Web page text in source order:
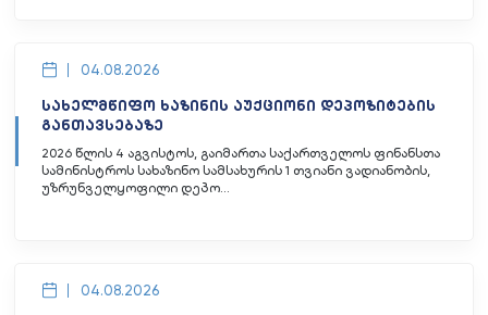
04.08.2026
სახელმწიფო ხაზინის აუქციონი დეპოზიტების
განთავსებაზე
2026 წლის 4 აგვისტოს, გაიმართა საქართველოს ფინანსთა
სამინისტროს სახაზინო სამსახურის 1 თვიანი ვადიანობის,
უზრუნველყოფილი დეპო...
04.08.2026